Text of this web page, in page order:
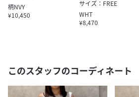
柄NVY
¥10,450
サイズ：FREE
WHT
¥8,470
このスタッフのコーディネート